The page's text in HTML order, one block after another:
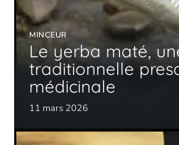
MINCEUR
Le yerba maté,
traditionnelle
médicinale
11 mars 2026